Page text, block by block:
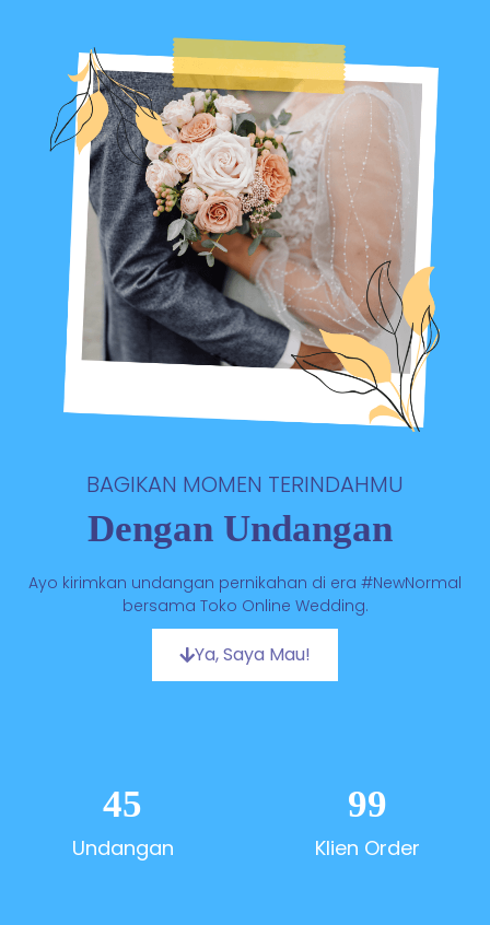
BAGIKAN MOMEN TERINDAHMU
Dengan Undangan D
Ayo kirimkan undangan pernikahan di era #NewNormal
bersama Toko Online Wedding.
Ya, Saya Mau!
Undangan
45
Klien Order
99